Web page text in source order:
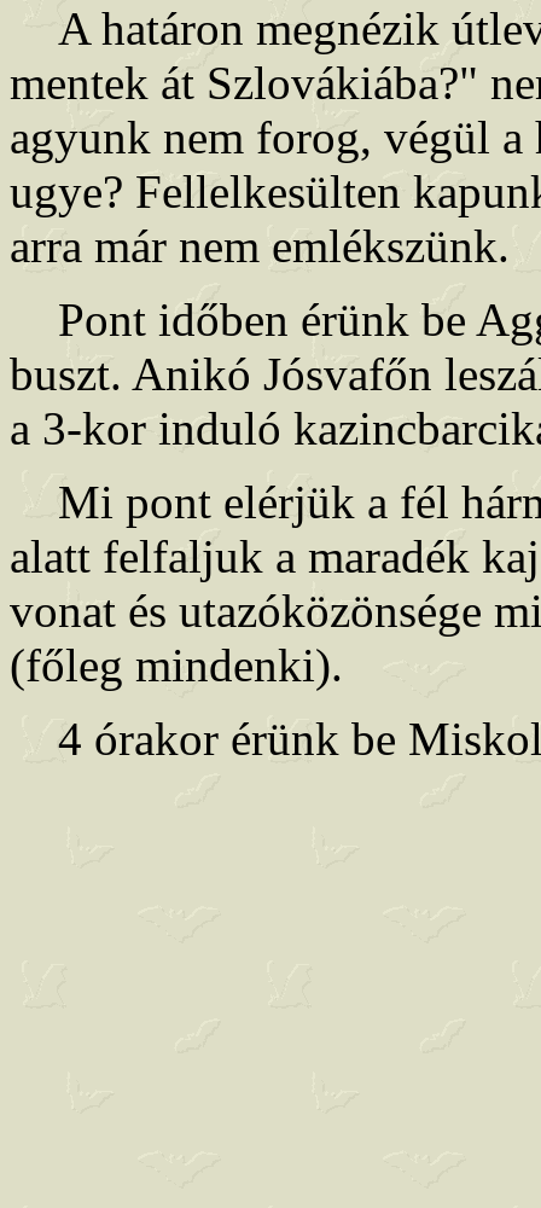
A határon megnézik
mentek át Szlovákiába?"
agyunk nem forog, végül a
ugye? Fellelkesülten
arra már nem emlékszünk.
Pont időben érünk be
buszt. Anikó Jósvafőn
a 3-kor induló
Mi pont elérjük a fél
alatt felfaljuk a maradék
vonat és utazóközönsége
(főleg mindenki).
4 órakor érünk be